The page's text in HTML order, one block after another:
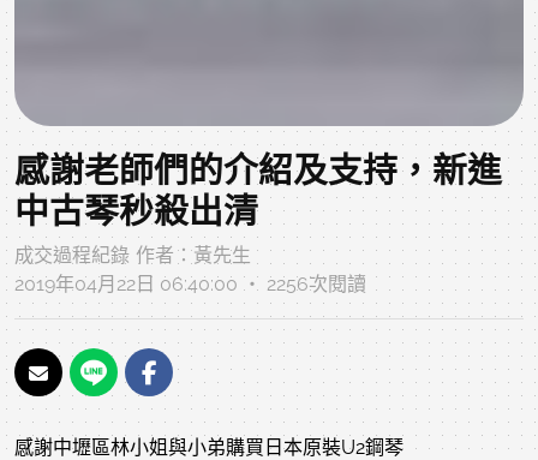
感謝老師們的介紹及支持，新進
中古琴秒殺出清
成交過程紀錄 作者：黃先生
2019年04月22日 06:40:00 ‧ 2256次閱讀
感謝中壢區林小姐與小弟購買日本原裝U2鋼琴